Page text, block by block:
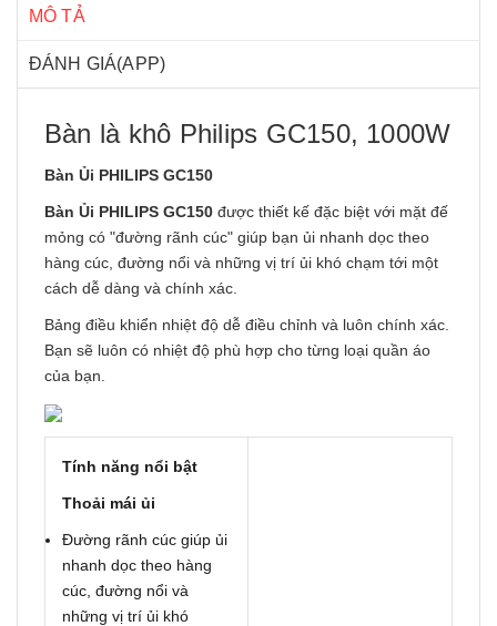
MÔ TẢ
ĐÁNH GIÁ(APP)
Bàn là khô Philips GC150, 1000W
Bàn Ủi PHILIPS GC150
Bàn Ủi PHILIPS GC150 được thiết kế đặc biệt với mặt đế
mỏng có "đường rãnh cúc" giúp bạn ủi nhanh dọc theo
hàng cúc, đường nổi và những vị trí ủi khó chạm tới một
cách dễ dàng và chính xác.
Bảng điều khiển nhiệt độ dễ điều chỉnh và luôn chính xác.
Bạn sẽ luôn có nhiệt độ phù hợp cho từng loại quần áo
của bạn.
Tính năng nổi bật
Thoải mái ủi
Đường rãnh cúc giúp ủi
nhanh dọc theo hàng
cúc, đường nổi và
những vị trí ủi khó